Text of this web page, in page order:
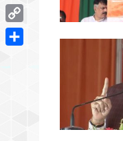
Email
Copy
Link